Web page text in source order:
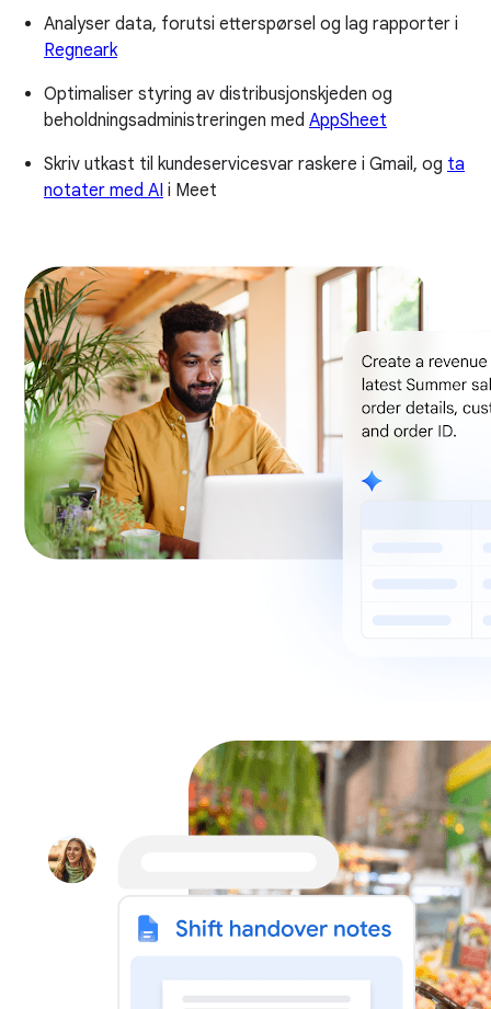
Analyser data, forutsi etterspørsel og lag rapporter i
Regneark
Optimaliser styring av distribusjonskjeden og
beholdningsadministreringen med AppSheet
Skriv utkast til kundeservicesvar raskere i Gmail, og ta
notater med AI i Meet